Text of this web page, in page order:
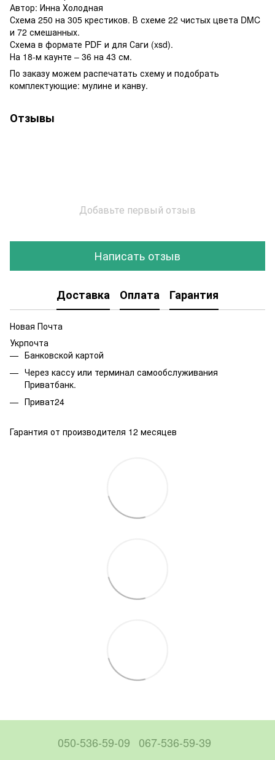
Автор: Инна Холодная
Схема 250 на 305 крестиков. В схеме 22 чистых цвета DMC
и 72 смешанных.
Схема в формате PDF и для Саги (xsd).
На 18-м каунте – 36 на 43 см.
По заказу можем распечатать схему и подобрать
комплектующие: мулине и канву.
Отзывы
Добавьте первый отзыв
Написать отзыв
Доставка Оплата Гарантия
Новая Почта
Укрпочта
Банковской картой
Через кассу или терминал самообслуживания
Приватбанк.
Приват24
Гарантия от производителя 12 месяцев
050-536-59-09 067-536-59-39